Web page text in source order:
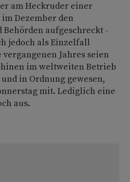
am Heckruder einer
Dezember den
aufgeschreckt -
jedoch als Einzelfall
vergangenen Jahres seien
im weltweiten Betrieb
in Ordnung gewesen,
mit. Lediglich eine
aus.